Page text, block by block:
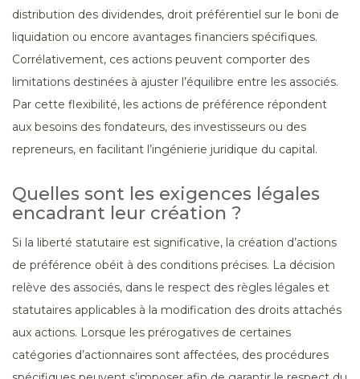
distribution des dividendes, droit préférentiel sur le boni de
liquidation ou encore avantages financiers spécifiques.
Corrélativement, ces actions peuvent comporter des
limitations destinées à ajuster l’équilibre entre les associés.
Par cette flexibilité, les actions de préférence répondent
aux besoins des fondateurs, des investisseurs ou des
repreneurs, en facilitant l’ingénierie juridique du capital.
Quelles sont les exigences légales
encadrant leur création ?
Si la liberté statutaire est significative, la création d’actions
de préférence obéit à des conditions précises. La décision
relève des associés, dans le respect des règles légales et
statutaires applicables à la modification des droits attachés
aux actions. Lorsque les prérogatives de certaines
catégories d’actionnaires sont affectées, des procédures